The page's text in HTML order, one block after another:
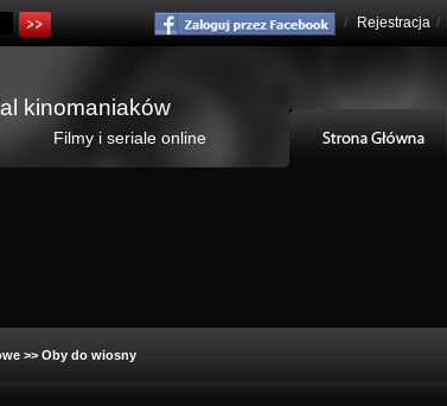
/ Rejestracja /
kinomaniaków
Filmy i seriale online
>> Oby do wiosny